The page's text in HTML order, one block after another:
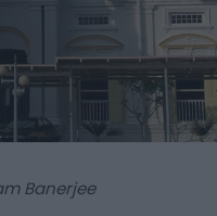
Banerjee